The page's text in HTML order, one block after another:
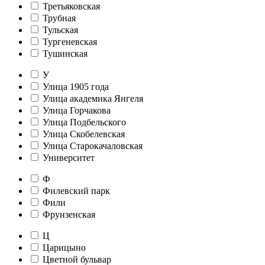
Третьяковская
Трубная
Тульская
Тургеневская
Тушинская
У
Улица 1905 года
Улица академика Янгеля
Улица Горчакова
Улица Подбельского
Улица Скобелевская
Улица Старокачаловская
Университет
Ф
Филевский парк
Фили
Фрунзенская
Ц
Царицыно
Цветной бульвар